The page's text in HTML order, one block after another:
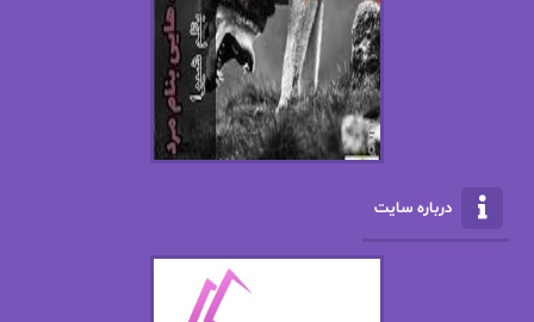
الف صاد
الکساندر دوما
الناز پاکپور‌
الناز محمدی
امیر فرهی
درباره سایت